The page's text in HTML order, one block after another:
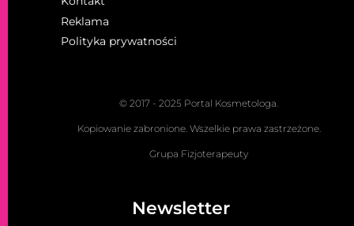
Reklama
Polityka prywatności
© 2017 - 2025 Portal Kosmetologa.
Kopiowanie zabronione. Wszelkie prawa zastrzeżone.
Grupa Fizjoterapeuty
Newsletter